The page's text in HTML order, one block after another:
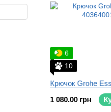
6
10
Крючок Grohe
1 080.00 грн